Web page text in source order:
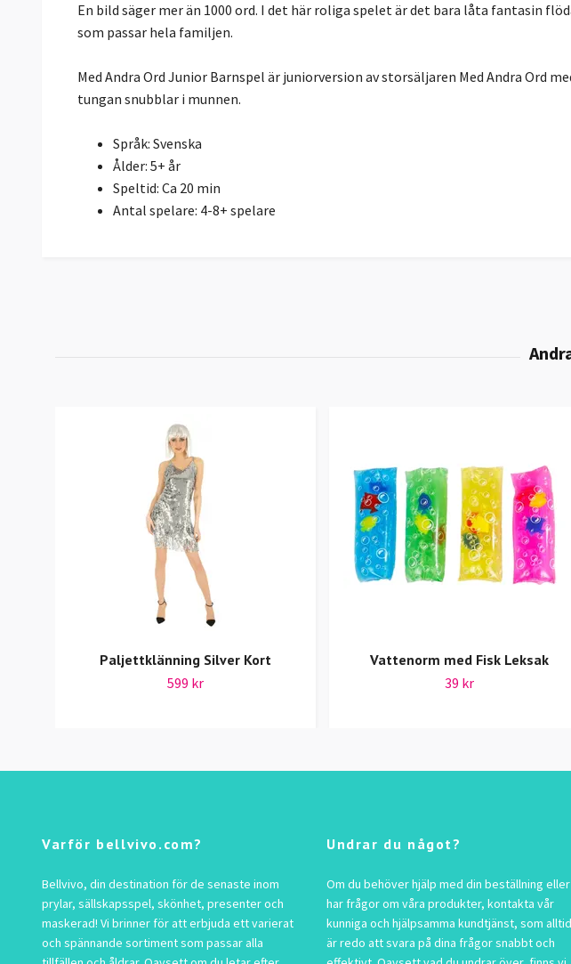
En bild säger mer än 1000 ord. I det här roliga spelet är det bara låta fantasin
som passar hela familjen.
Med Andra Ord Junior Barnspel är juniorversion av storsäljaren Med Andra Ord
tungan snubblar i munnen.
Språk: Svenska
Ålder: 5+ år
Speltid: Ca 20 min
Antal spelare: 4-8+ spelare
Paljettklänning Silver Kort
599 kr
Vattenorm med Fisk Leksak
39 kr
Varför bellvivo.com?
Bellvivo, din destination för de senaste inom
prylar, sällskapsspel, skönhet, presenter och
maskerad! Vi brinner för att erbjuda ett varierat
och spännande sortiment som passar alla
Undrar du något?
Om du behöver hjälp med din beställning eller
har frågor om våra produkter, kontakta vår
kunniga och hjälpsamma kundtjänst, som alltid
är redo att svara på dina frågor snabbt och